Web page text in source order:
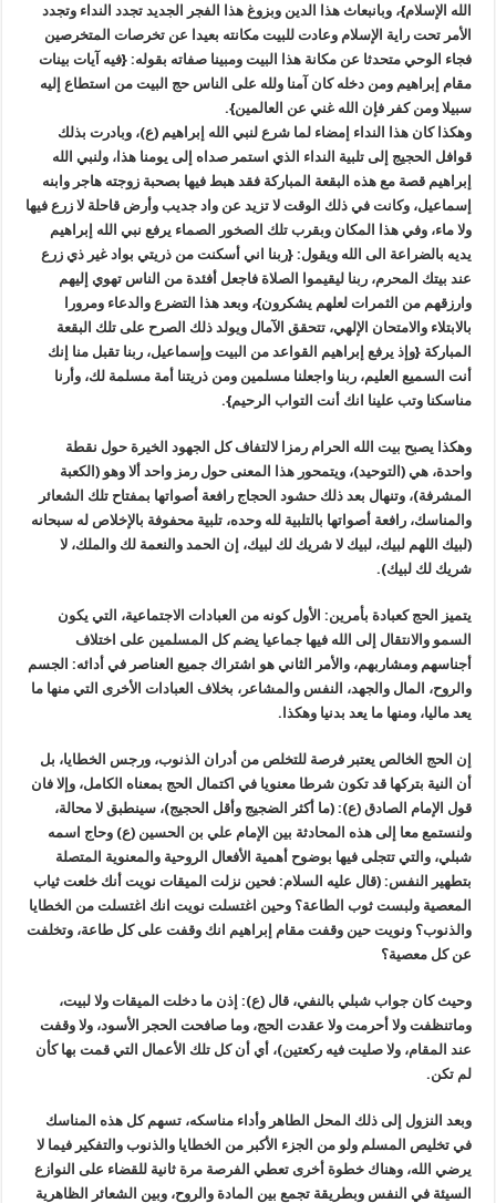
الله الإسلام}، وبانبعاث هذا الدين وبزوغ هذا الفجر الجديد تجدد النداء وتجدد
الأمر تحت راية الإسلام وعادت للبيت مكانته بعيدا عن تخرصات المتخرصين
فجاء الوحي متحدثا عن مكانة هذا البيت ومبينا صفاته بقوله: {فيه آيات بينات
مقام إبراهيم ومن دخله كان آمنا ولله على الناس حج البيت من استطاع إليه
سبيلا ومن كفر فإن الله غني عن العالمين}.
وهكذا كان هذا النداء إمضاء لما شرع لنبي الله إبراهيم (ع)، وبادرت بذلك
قوافل الحجيج إلى تلبية النداء الذي استمر صداه إلى يومنا هذا، ولنبي الله
إبراهيم قصة مع هذه البقعة المباركة فقد هبط فيها بصحبة زوجته هاجر وابنه
إسماعيل، وكانت في ذلك الوقت لا تزيد عن واد جديب وأرض قاحلة لا زرع فيها
ولا ماء، وفي هذا المكان وبقرب تلك الصخور الصماء يرفع نبي الله إبراهيم
يديه بالضراعة الى الله ويقول: {ربنا اني أسكنت من ذريتي بواد غير ذي زرع
عند بيتك المحرم، ربنا ليقيموا الصلاة فاجعل أفئدة من الناس تهوي إليهم
وارزقهم من الثمرات لعلهم يشكرون}، وبعد هذا التضرع والدعاء ومرورا
بالابتلاء والامتحان الإلهي، تتحقق الآمال ويولد ذلك الصرح على تلك البقعة
المباركة {وإذ يرفع إبراهيم القواعد من البيت وإسماعيل، ربنا تقبل منا إنك
أنت السميع العليم، ربنا واجعلنا مسلمين ومن ذريتنا أمة مسلمة لك، وأرنا
مناسكنا وتب علينا انك أنت التواب الرحيم}.
وهكذا يصبح بيت الله الحرام رمزا لالتفاف كل الجهود الخيرة حول نقطة
واحدة، هي (التوحيد)، ويتمحور هذا المعنى حول رمز واحد ألا وهو (الكعبة
المشرفة)، وتنهال بعد ذلك حشود الحجاج رافعة أصواتها بمفتاح تلك الشعائر
والمناسك، رافعة أصواتها بالتلبية لله وحده، تلبية محفوفة بالإخلاص له سبحانه
(لبيك اللهم لبيك، لبيك لا شريك لك لبيك، إن الحمد والنعمة لك والملك، لا
شريك لك لبيك).
يتميز الحج كعبادة بأمرين: الأول كونه من العبادات الاجتماعية، التي يكون
السمو والانتقال إلى الله فيها جماعيا يضم كل المسلمين على اختلاف
أجناسهم ومشاربهم، والأمر الثاني هو اشتراك جميع العناصر في أدائه: الجسم
والروح، المال والجهد، النفس والمشاعر، بخلاف العبادات الأخرى التي منها ما
يعد ماليا، ومنها ما يعد بدنيا وهكذا.
إن الحج الخالص يعتبر فرصة للتخلص من أدران الذنوب، ورجس الخطايا، بل
أن النية بتركها قد تكون شرطا معنويا في اكتمال الحج بمعناه الكامل، وإلا فان
قول الإمام الصادق (ع): (ما أكثر الضجيج وأقل الحجيج)، سينطبق لا محالة،
ولنستمع معا إلى هذه المحادثة بين الإمام علي بن الحسين (ع) وحاج اسمه
شبلي، والتي تتجلى فيها بوضوح أهمية الأفعال الروحية والمعنوية المتصلة
بتطهير النفس: (قال عليه السلام: فحين نزلت الميقات نويت أنك خلعت ثياب
المعصية ولبست ثوب الطاعة؟ وحين اغتسلت نويت انك اغتسلت من الخطايا
والذنوب؟ ونويت حين وقفت مقام إبراهيم انك وقفت على كل طاعة، وتخلفت
عن كل معصية؟
وحيث كان جواب شبلي بالنفي، قال (ع): إذن ما دخلت الميقات ولا لبيت،
وماتنظفت ولا أحرمت ولا عقدت الحج، وما صافحت الحجر الأسود، ولا وقفت
عند المقام، ولا صليت فيه ركعتين)، أي أن كل تلك الأعمال التي قمت بها كأن
لم تكن.
وبعد النزول إلى ذلك المحل الطاهر وأداء مناسكه، تسهم كل هذه المناسك
في تخليص المسلم ولو من الجزء الأكبر من الخطايا والذنوب والتفكير فيما لا
يرضي الله، وهناك خطوة أخرى تعطي الفرصة مرة ثانية للقضاء على النوازع
السيئة في النفس وبطريقة تجمع بين المادة والروح، وبين الشعائر الظاهرية